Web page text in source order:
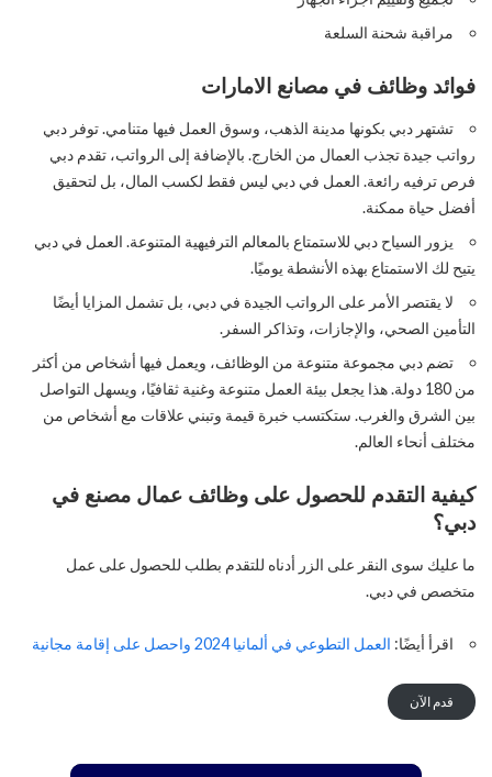
مراقبة شحنة السلعة
فوائد وظائف في مصانع الامارات
تشتهر دبي بكونها مدينة الذهب، وسوق العمل فيها متنامي. توفر دبي
رواتب جيدة تجذب العمال من الخارج. بالإضافة إلى الرواتب، تقدم دبي
فرص ترفيه رائعة. العمل في دبي ليس فقط لكسب المال، بل لتحقيق
أفضل حياة ممكنة.
يزور السياح دبي للاستمتاع بالمعالم الترفيهية المتنوعة. العمل في دبي
يتيح لك الاستمتاع بهذه الأنشطة يوميًا.
لا يقتصر الأمر على الرواتب الجيدة في دبي، بل تشمل المزايا أيضًا
التأمين الصحي، والإجازات، وتذاكر السفر.
تضم دبي مجموعة متنوعة من الوظائف، ويعمل فيها أشخاص من أكثر
من 180 دولة. هذا يجعل بيئة العمل متنوعة وغنية ثقافيًا، ويسهل التواصل
بين الشرق والغرب. ستكتسب خبرة قيمة وتبني علاقات مع أشخاص من
مختلف أنحاء العالم.
كيفية التقدم للحصول على وظائف عمال مصنع في
دبي؟
ما عليك سوى النقر على الزر أدناه للتقدم بطلب للحصول على عمل
متخصص في دبي.
اقرأ أيضًا: العمل التطوعي في ألمانيا 2024 واحصل على إقامة مجانية
قدم الآن